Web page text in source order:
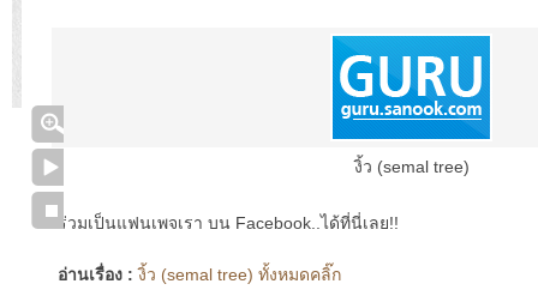
งิ้ว (semal tree)
ร่วมเป็นแฟนเพจเรา บน Facebook..ได้ที่นี่เลย!!
อ่านเรื่อง : งิ้ว (semal tree) ทั้งหมดคลิ๊ก